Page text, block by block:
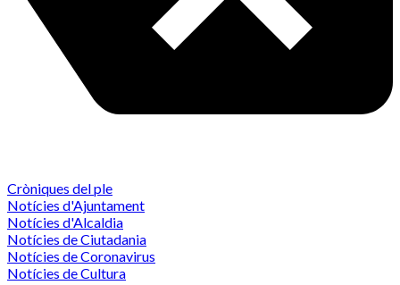
Cròniques del ple
Notícies d'Ajuntament
Notícies d'Alcaldia
Notícies de Ciutadania
Notícies de Coronavirus
Notícies de Cultura